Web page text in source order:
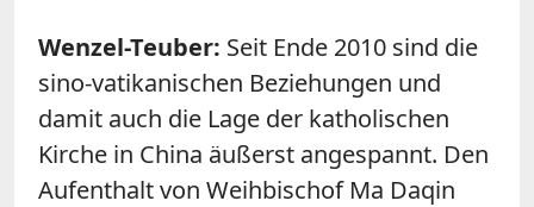
Wenzel-Teuber: Seit Ende 2010 sind die
sino-vatikanischen Beziehungen und
damit auch die Lage der katholischen
Kirche in China äußerst angespannt. Den
Aufenthalt von Weihbischof Ma Daqin